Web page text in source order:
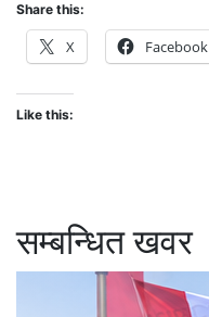
Share this:
X Facebook
Like this:
सम्बन्धित खवर